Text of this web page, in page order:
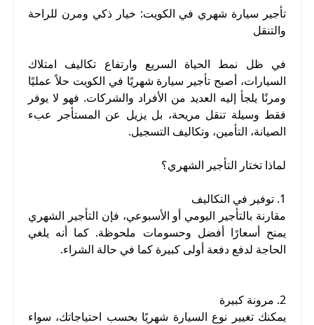
تأجير سيارة شهري في الكويت: خيار ذكي ومرن للراحة
والتنقل
في ظل نمط الحياة السريع وارتفاع تكاليف امتلاك
السيارات، أصبح تأجير سيارة شهريًا في الكويت حلاً عمليًا
ومرنًا يلجأ إليه العديد من الأفراد والشركات. فهو لا يوفر
فقط وسيلة تنقل مريحة، بل يزيل عن المستأجر عبء
الصيانة، التأمين، وتكاليف التسجيل.
لماذا تختار التأجير الشهري؟
1. توفير في التكاليف
مقارنة بالتأجير اليومي أو الأسبوعي، فإن التأجير الشهري
يمنح أسعارًا أفضل وحسومات ملحوظة. كما أنه يلغي
الحاجة لدفع دفعة أولى كبيرة كما في حالة الشراء.
2. مرونة كبيرة
يمكنك تغيير نوع السيارة شهريًا بحسب احتياجاتك، سواء